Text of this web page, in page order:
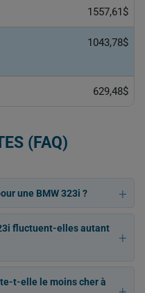
1557,61$
1043,78$
629,48$
(FAQ)
une BMW 323i ?
fluctuent-elles autant
t-elle le moins cher à